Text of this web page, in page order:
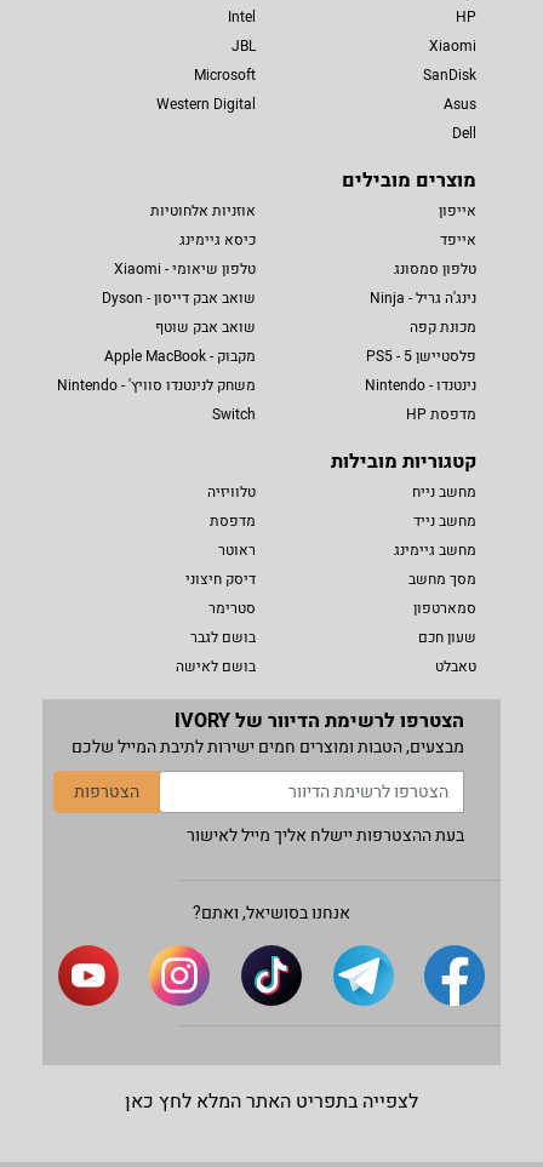
HP
Xiaomi
SanDisk
Asus
Dell
Intel
JBL
Microsoft
Western Digital
מוצרים מובילים
אייפון
אייפד
טלפון סמסונג
נינג'ה גריל - Ninja
מכונת קפה
פלסטיישן 5 - PS5
נינטנדו - Nintendo
מדפסת HP
אוזניות אלחוטיות
כיסא גיימינג
טלפון שיאומי - Xiaomi
שואב אבק דייסון - Dyson
שואב אבק שוטף
מקבוק - Apple MacBook
משחק לנינטנדו סוויץ' - Nintendo
Switch
קטגוריות מובילות
מחשב נייח
מחשב נייד
מחשב גיימינג
מסך מחשב
סמארטפון
שעון חכם
טאבלט
טלוויזיה
מדפסת
ראוטר
דיסק חיצוני
סטרימר
בושם לגבר
בושם לאישה
הצטרפו לרשימת הדיוור של IVORY
מבצעים, הטבות ומוצרים חמים ישירות לתיבת המייל שלכם
הצטרפות
בעת ההצטרפות יישלח אליך מייל לאישור
אנחנו בסושיאל, ואתם?
לצפייה בתפריט האתר המלא לחץ כאן